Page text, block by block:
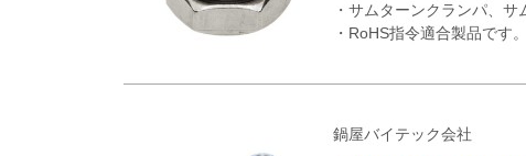
・サムターンクランパ、
・RoHS指令適合製品です。
鍋屋バイテック会社